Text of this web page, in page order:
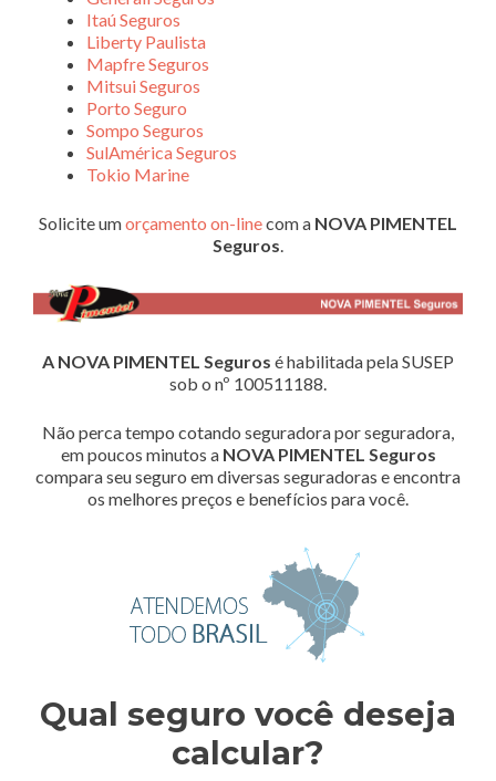
Itaú Seguros
Liberty Paulista
Mapfre Seguros
Mitsui Seguros
Porto Seguro
Sompo Seguros
SulAmérica Seguros
Tokio Marine
Solicite umorçamento on-linecom a NOVA PIMENTEL
Seguros.
A NOVA PIMENTEL Seguros é habilitada pela SUSEP
sob o nº 100511188.
Não perca tempo cotando seguradora por seguradora,
em poucos minutos a NOVA PIMENTEL Seguros
compara seu seguro em diversas seguradoras e encontra
os melhores preços e benefícios para você.
Qual seguro você deseja
calcular?